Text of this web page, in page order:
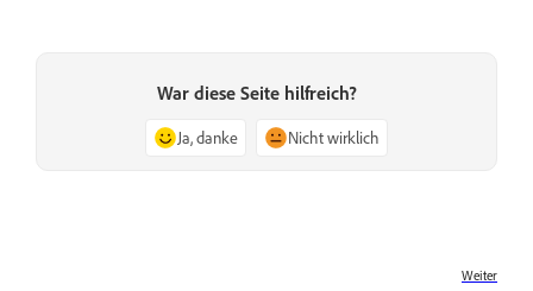
War diese Seite hilfreich?
Ja, danke Nicht wirklich
Weiter